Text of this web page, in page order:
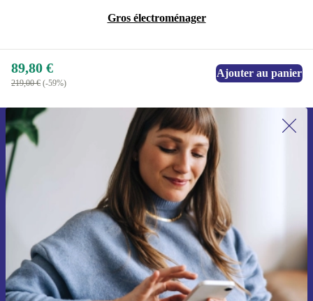
Gros électroménager
89,80 €
219,00 € (-59%)
Ajouter au panier
Recevoir offres et infos de refurbed
par mail
Ne manquez plus aucune offre.
S'inscrire
Retrouvez les informations sur l'utilisation des données personnelles
dans notre
politique de confidentialité.